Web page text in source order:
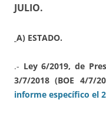
JULIO.
A) ESTADO.
.- Ley 6/2019, de
3/7/2018 (BOE 4/7/
informe específico el